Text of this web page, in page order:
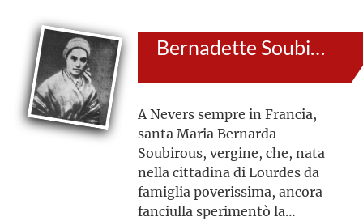
Bernadette Soubirous
A Nevers sempre in Francia,
santa Maria Bernarda
Soubirous, vergine, che, nata
nella cittadina di Lourdes da
famiglia poverissima, ancora
fanciulla sperimentò la